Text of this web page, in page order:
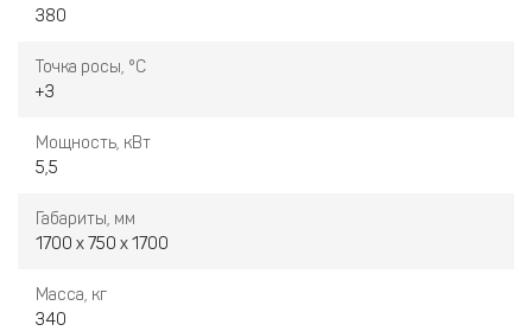
380
Точка росы, °С
+3
Мощность, кВт
5,5
Габариты, мм
1700 х 750 х 1700
Масса, кг
340